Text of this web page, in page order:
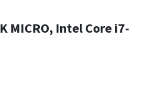
MICRO, Intel Core i7-